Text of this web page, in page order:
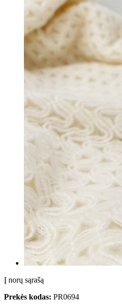
Į norų sąrašą
Prekės kodas: PR0694